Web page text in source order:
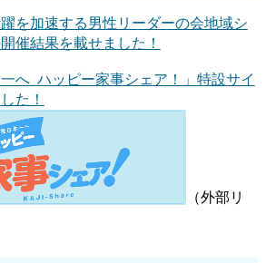
を加速する男性リーダーの会地域シ
催結果を載せました！
一へ ハッピー家事シェア！」特設サイ
た！
（外部リ